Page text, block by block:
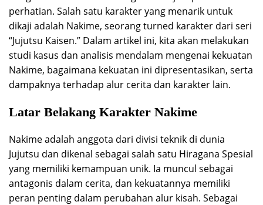
perhatian. Salah satu karakter yang menarik untuk
dikaji adalah Nakime, seorang turned karakter dari seri
“Jujutsu Kaisen.” Dalam artikel ini, kita akan melakukan
studi kasus dan analisis mendalam mengenai kekuatan
Nakime, bagaimana kekuatan ini dipresentasikan, serta
dampaknya terhadap alur cerita dan karakter lain.
Latar Belakang Karakter Nakime
Nakime adalah anggota dari divisi teknik di dunia
Jujutsu dan dikenal sebagai salah satu Hiragana Spesial
yang memiliki kemampuan unik. Ia muncul sebagai
antagonis dalam cerita, dan kekuatannya memiliki
peran penting dalam perubahan alur kisah. Sebagai